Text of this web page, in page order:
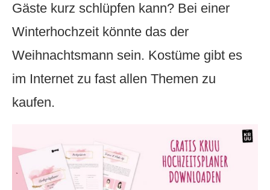
Gäste kurz schlüpfen kann? Bei einer
Winterhochzeit könnte das der
Weihnachtsmann sein. Kostüme gibt es
im Internet zu fast allen Themen zu
kaufen.